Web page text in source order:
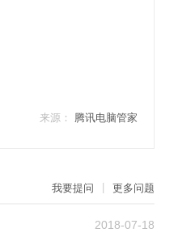
来源： 腾讯电脑管家
我要提问 更多问题
2018-07-18